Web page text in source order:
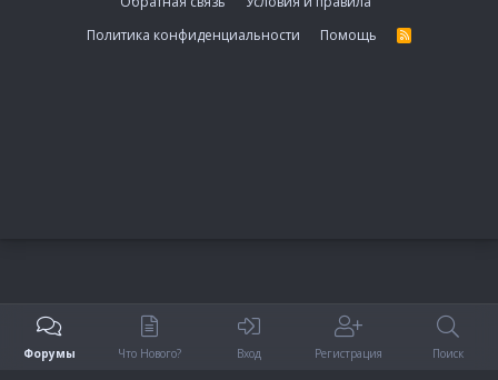
Политика конфиденциальности
Помощь
R
Форумы Что Нового? Вход Регистрация Поиск